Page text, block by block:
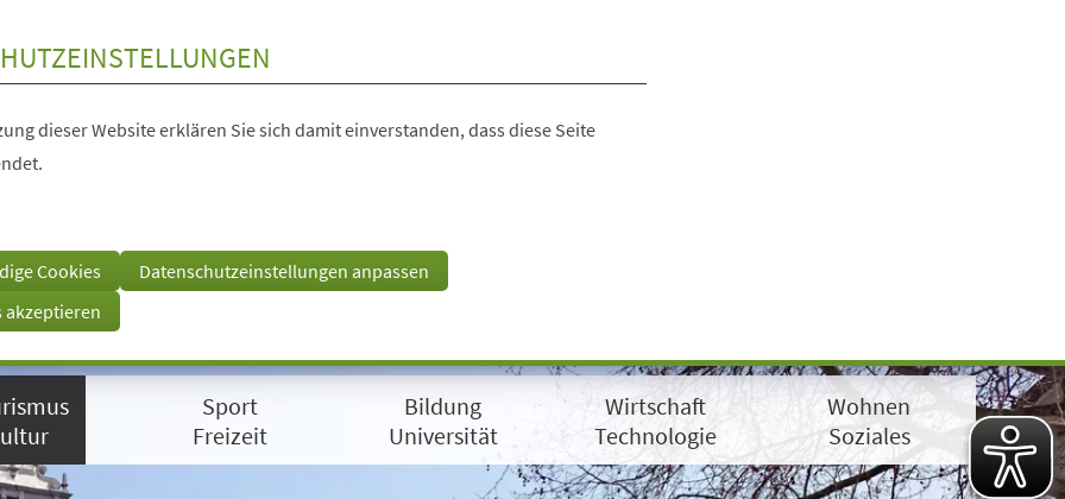
dieser Website erklären Sie sich damit einverstanden, dass diese Seite
Cookies
Datenschutzeinstellungen anpassen
akzeptieren
Sport
Freizeit
Bildung
Universität
Wirtschaft
Technologie
Wohnen
Soziales